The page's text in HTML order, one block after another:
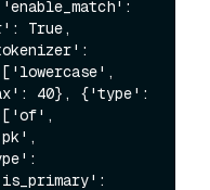
True,
40}, {'type':
['of',